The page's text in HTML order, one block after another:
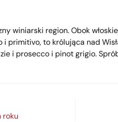
winiarski region. Obok
primitivo, to królująca nad
i prosecco i pinot grigio.
roku